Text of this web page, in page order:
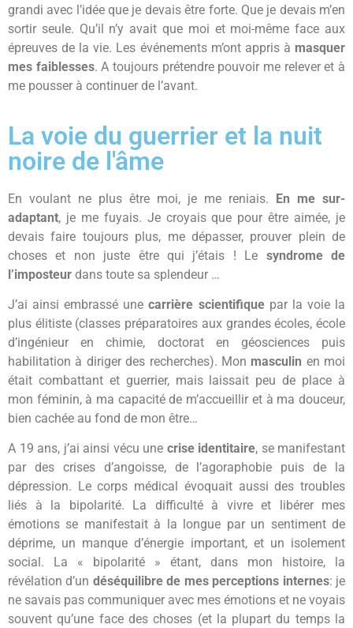
grandi avec l’idée que je devais être forte. Que je devais m’en
sortir seule. Qu’il n’y avait que moi et moi-même face aux
épreuves de la vie. Les événements m’ont appris à masquer
mes faiblesses. A toujours prétendre pouvoir me relever et à
me pousser à continuer de l’avant.
La voie du guerrier et la nuit
noire de l'âme
En voulant ne plus être moi, je me reniais. En me sur-
adaptant, je me fuyais. Je croyais que pour être aimée, je
devais faire toujours plus, me dépasser, prouver plein de
choses et non juste être qui j’étais ! Le syndrome de
l’imposteur dans toute sa splendeur …
J’ai ainsi embrassé unecarrière scientifiquepar la voie la
plus élitiste (classes préparatoires aux grandes écoles, école
d’ingénieur en chimie, doctorat en géosciences puis
habilitation à diriger des recherches). Mon masculin en moi
était combattant et guerrier, mais laissait peu de place à
mon féminin, à ma capacité de m’accueillir et à ma douceur,
bien cachée au fond de mon être…
A 19 ans, j’ai ainsi vécu une crise identitaire, se manifestant
par des crises d’angoisse, de l’agoraphobie puis de la
dépression. Le corps médical évoquait aussi des troubles
liés à la bipolarité. La difficulté à vivre et libérer mes
émotions se manifestait à la longue par un sentiment de
déprime, un manque d’énergie important, et un isolement
social. La « bipolarité » étant, dans mon histoire, la
révélation d’un déséquilibre de mes perceptions internes: je
ne savais pas communiquer avec mes émotions et ne voyais
souvent qu’une face des choses (et la plupart du temps la